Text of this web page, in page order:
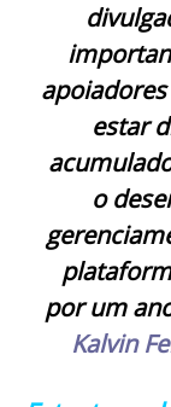
estar
o
por um
Kalvin